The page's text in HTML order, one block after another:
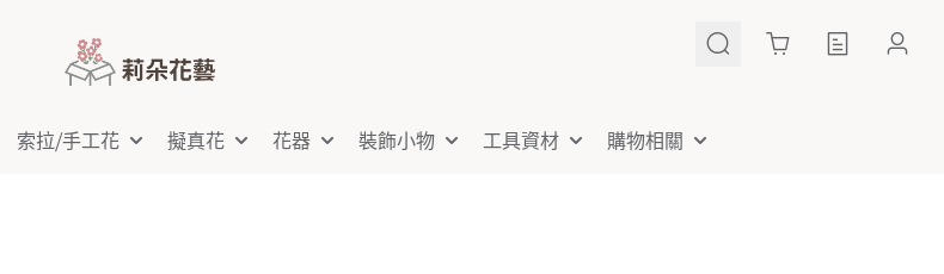
Cart
索拉⧸手工花 擬真花 花器 裝飾小物 工具資材 購物相關